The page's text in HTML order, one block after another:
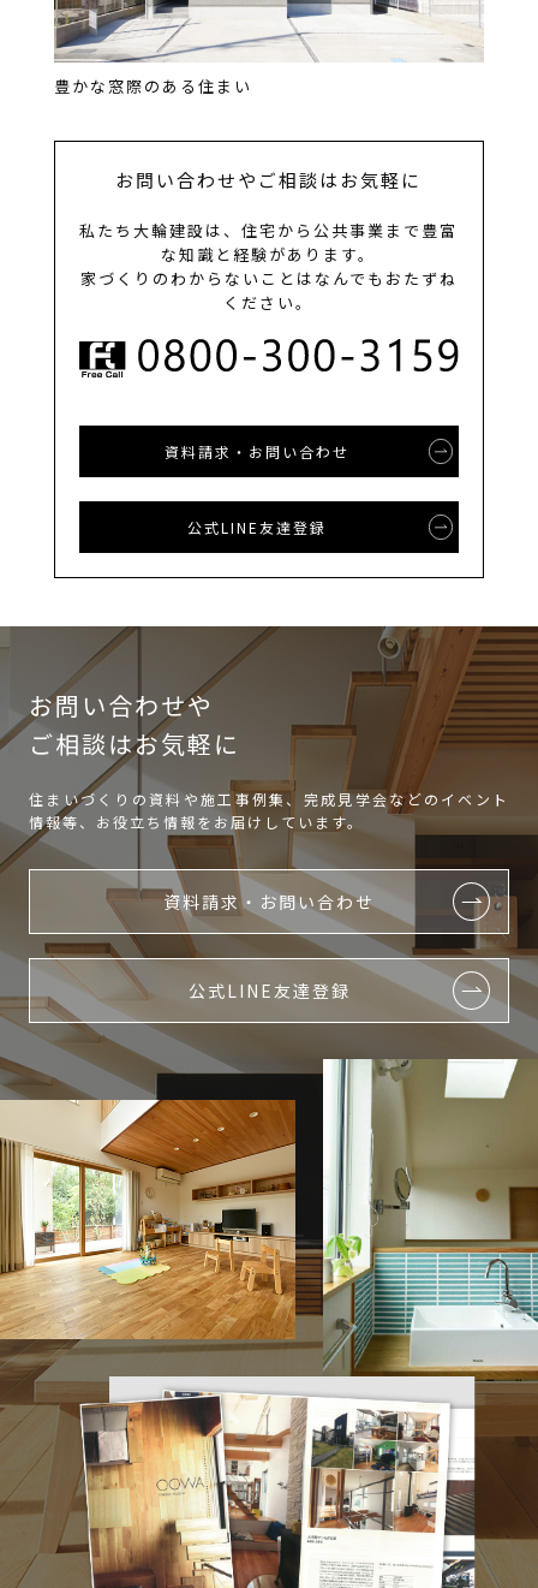
豊かな窓際のある住まい
お問い合わせやご相談はお気軽に
私たち大輪建設は、住宅から公共事業まで豊富
な知識と経験があります。
家づくりのわからないことはなんでもおたずね
ください。
資料請求・お問い合わせ
公式LINE友達登録
お問い合わせや
ご相談はお気軽に
住まいづくりの資料や施工事例集、完成見学会などのイベント
情報等、お役立ち情報をお届けしています。
資料請求・お問い合わせ
公式LINE友達登録